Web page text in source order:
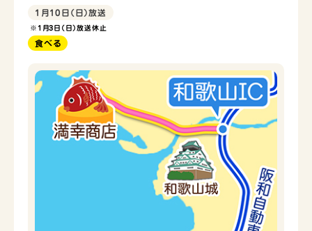
1月10日（日）放送
※1月3日（日）放送休止
食べる